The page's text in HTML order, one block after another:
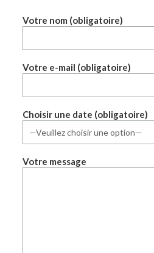
Votre nom (obligatoire)
Votre e-mail (obligatoire)
Choisir une date (obligatoire)
Votre message